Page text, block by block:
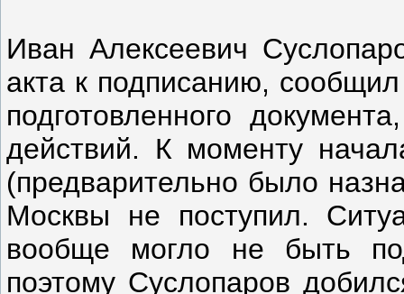
Иван Алексеевич
акта к подписанию,
подготовленного
действий. К моменту
(предварительно было
Москвы не поступил.
вообще могло не быть
поэтому Суслопаров